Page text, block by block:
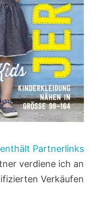
Partnerlinks
verdiene ich an
Verkäufen